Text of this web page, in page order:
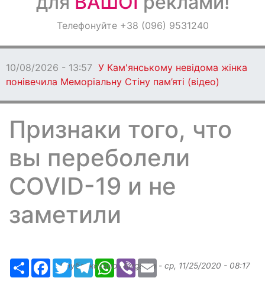
ОголошенняТелефонуйте +38 (096) 9531240
10/08/2026 - 13:57 У Кам'янському невідома жінка
понівечила Меморіальну Стіну пам’яті (відео)
Признаки того, что
вы переболели
COVID-19 и не
заметили
РесурсFacebook
TwitterTelegramWhatsApp
Viber Email
Опубликовано Margarita - ср, 11/25/2020 - 08:17